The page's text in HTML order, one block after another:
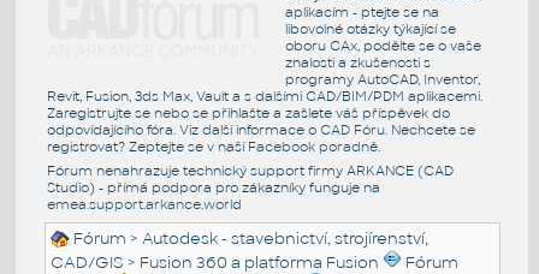
aplikacím - ptejte se na
libovolné otázky týkající se
oboru CAx, podělte se o vaše
znalosti a zkušenosti s
programy AutoCAD, Inventor,
Revit, Fusion, 3ds Max, Vault a s dalšími CAD/BIM/PDM aplikacemi.
Zaregistrujte se nebo se přihlašte a zašlete váš příspěvek do
odpovídajícího fóra. Viz další informace o CAD Fóru. Nechcete se
registrovat? Zeptejte se v naší Facebook poradně.
Fórum nenahrazuje technický support firmy ARKANCE (CAD
Studio) - přímá podpora pro zákazníky funguje na
emea.support.arkance.world
Fórum >Autodesk - stavebnictví, strojírenství,
CAD/GIS > Fusion 360 a platforma Fusion
Fórum